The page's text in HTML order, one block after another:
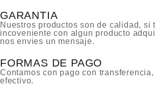
GARANTIA
Nuestros productos son de calidad, si
incoveniente con algun producto
nos envies un mensaje.
FORMAS DE PAGO
Contamos con pago con
efectivo.